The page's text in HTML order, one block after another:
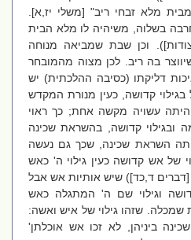
מלא זבחי ריב" [משלי יז,א].
בשלוה, משיהיה לו מלא הבית
וכן שבת שמביאה מנוחה
בה ריב. לכן מצוה מהמובחר
דליקתו (כסיבה ההלכתית) יש
קדושה, כעין מנורת המקדש
עשויה מקשה אחת; כך ראוי
קדושה, בהשראת שכינה
השראת שכינה, שכך גם נעשה
אש קדושה כעין גילוי ה' כאש
ד,כד]) שיש אותיות אש אבל
וגילוי שם ה' המתגלה כאש
שזהו גילוי של איש ואשה:
ביניהן, לא זכו אש אוכלתן'